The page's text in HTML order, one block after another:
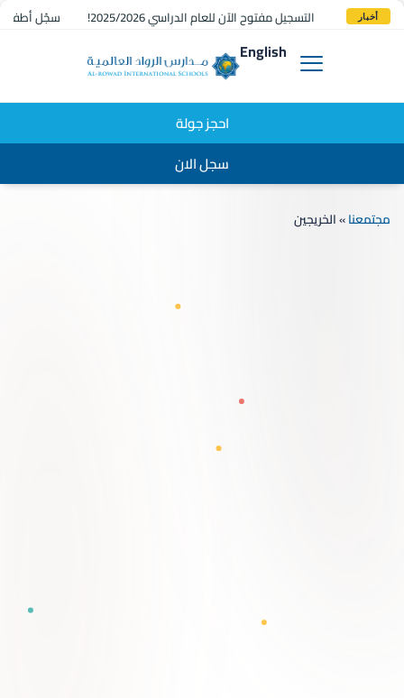
أخبار التسجيل مفتوح الآن للعام الدراسي 2025/2026! سجّل
English
احجز جولة
سجل الان
مجتمعنا»الخريجين